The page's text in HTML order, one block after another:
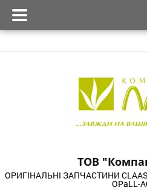
ТОВ
ОРИГІНАЛЬНІ ЗАПЧАСТИНИ CLAAS,
OPaLL-